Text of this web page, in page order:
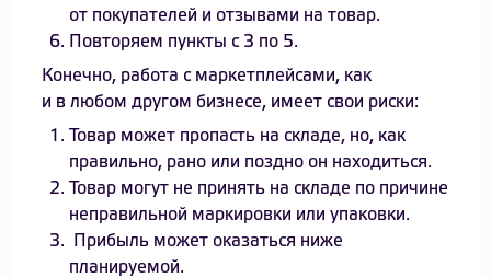
от покупателей и отзывами на товар.
Повторяем пункты с 3 по 5.
Конечно, работа с маркетплейсами, как
и в любом другом бизнесе, имеет свои риски:
Товар может пропасть на складе, но, как
правильно, рано или поздно он находиться.
Товар могут не принять на складе по причине
неправильной маркировки или упаковки.
Прибыль может оказаться ниже
планируемой.